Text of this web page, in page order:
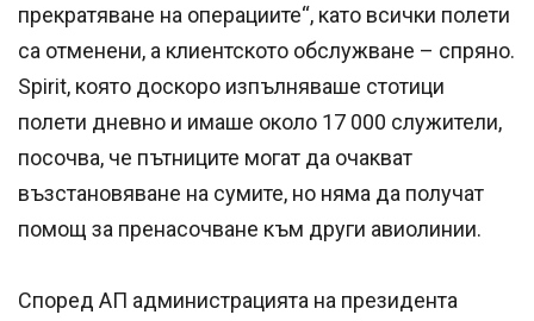
прекратяване на операциите“, като всички полети
са отменени, а клиентското обслужване – спряно.
Spirit, която доскоро изпълняваше стотици
полети дневно и имаше около 17 000 служители,
посочва, че пътниците могат да очакват
възстановяване на сумите, но няма да получат
помощ за пренасочване към други авиолинии.
Според АП администрацията на президента